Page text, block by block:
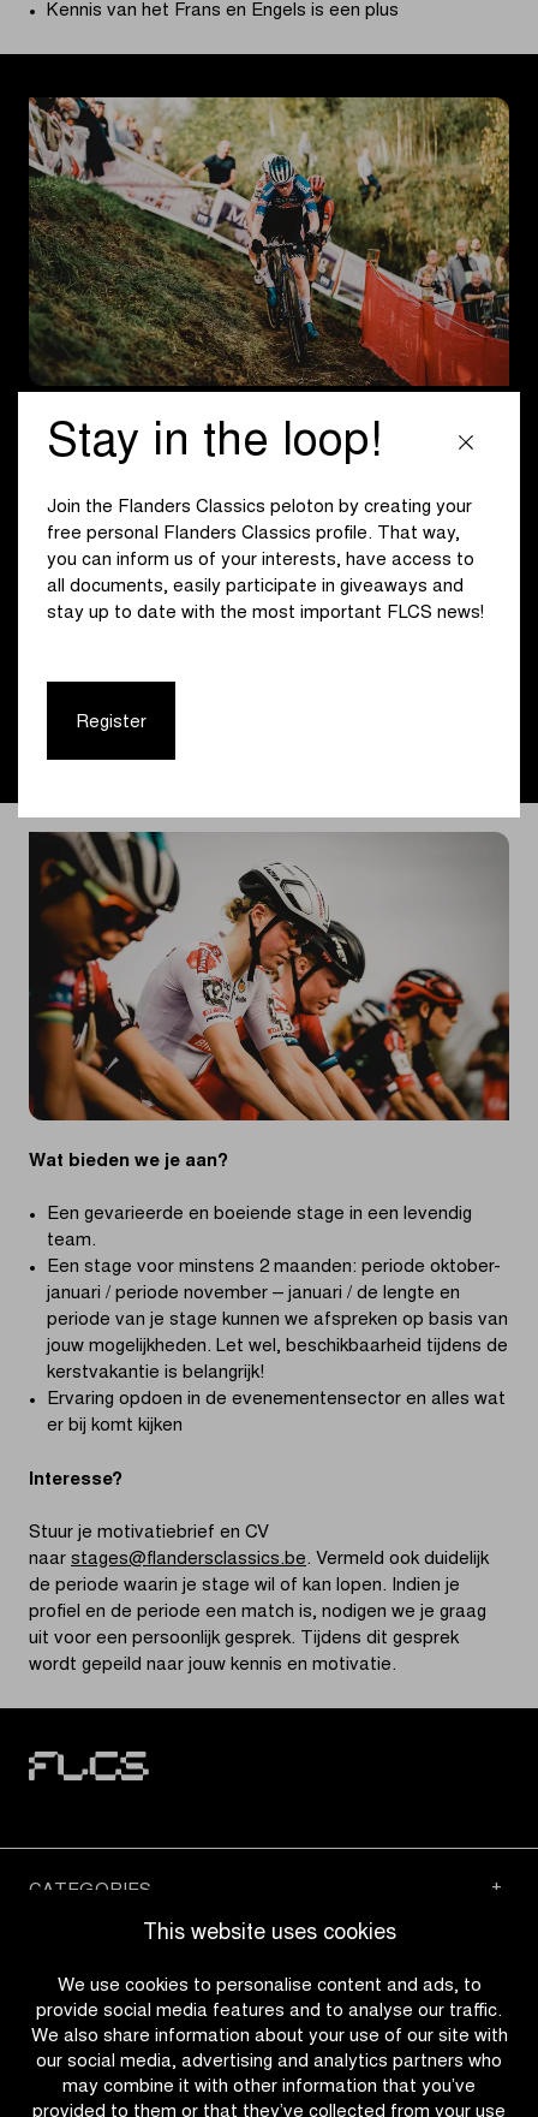
This website uses cookies
We use cookies to personalise content and ads, to
provide social media features and to analyse our traffic.
We also share information about your use of our site with
our social media, advertising and analytics partners who
may combine it with other information that you’ve
provided to them or that they’ve collected from your use
Kennis van het Frans en Engels is een plus
Wat verwachten we van je?
aankomstsites op
Je volgt de veiligheidsoverleggen mee op
Je volgt verschillende administratieve zaken op
Je volgt de afspraken met de verschillende
leveranciers en partners op
evenement en biedt assistentie zowel voor, tijdens en
Wat bieden we je aan?
Een gevarieerde en boeiende stage in een levendig
team.
Een stage voor minstens 2 maanden: periode oktober-
januari / periode november – januari / de lengte en
periode van je stage kunnen we afspreken op basis van
jouw mogelijkheden. Let wel, beschikbaarheid tijdens de
kerstvakantie is belangrijk!
Ervaring opdoen in de evenementensector en alles wat
er bij komt kijken
Interesse?
Stuur je motivatiebrief en CV
naar stages@flandersclassics.be. Vermeld ook duidelijk
de periode waarin je stage wil of kan lopen. Indien je
profiel en de periode een match is, nodigen we je graag
uit voor een persoonlijk gesprek. Tijdens dit gesprek
wordt gepeild naar jouw kennis en motivatie.
CATEGORIES
CONTACT
Stay in the loop!
Join the Flanders Classics peloton by creating your
free personal Flanders Classics profile. That way,
you can inform us of your interests, have access to
all documents, easily participate in giveaways and
stay up to date with the most important FLCS news!
Register